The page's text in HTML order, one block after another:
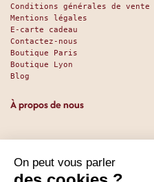
Conditions générales de vente
Mentions légales
E-carte cadeau
Contactez-nous
Boutique Paris
Boutique Lyon
Blog
À propos de nous
Depuis 1951, nous
en leur promettant des
prix. Que vous soyez des